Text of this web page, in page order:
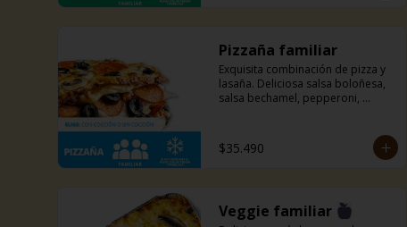
Pizzaña familiar
Exquisita combinación de pizza y
lasaña. Deliciosa salsa boloñesa,
salsa bechamel, pepperoni,
$35.490
Veggie familiar